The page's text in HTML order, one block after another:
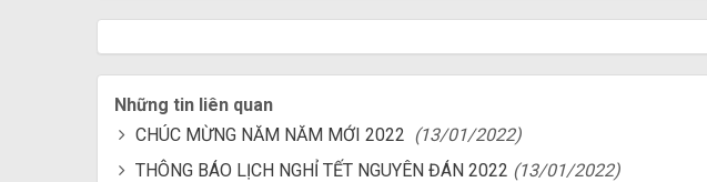
Những tin liên quan
CHÚC MỪNG NĂM NĂM MỚI 2022 (13/01/2022)
THÔNG BÁO LỊCH NGHỈ TẾT NGUYÊN ĐÁN 2022 (13/01/2022)